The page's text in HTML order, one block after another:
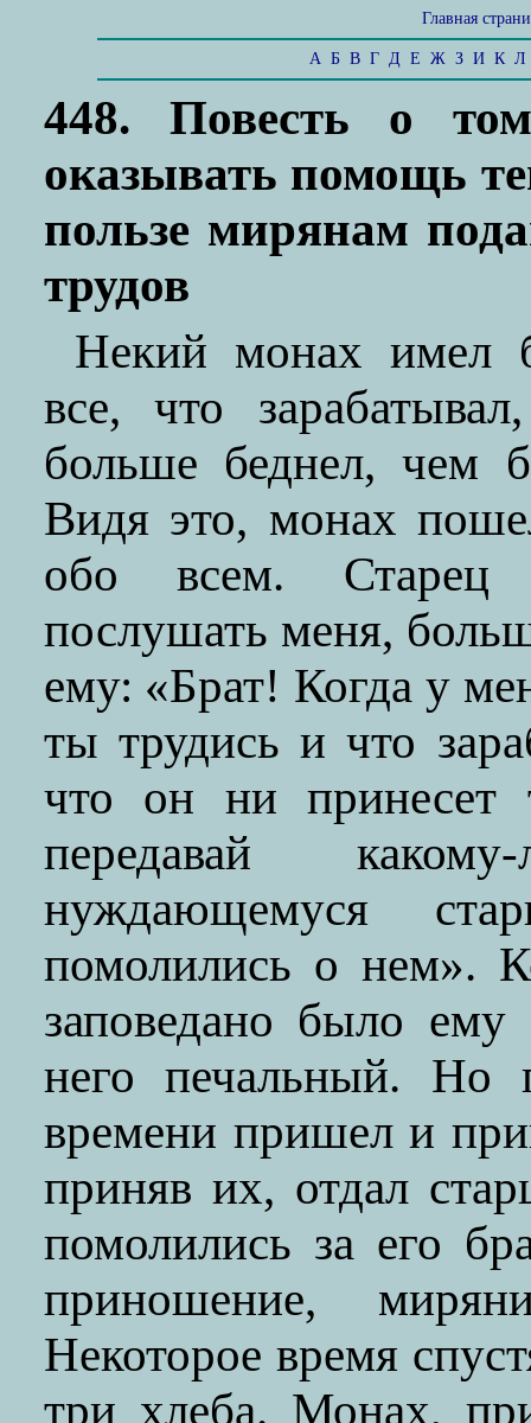
Главная
А Б В Г Д Е Ж З И К Л
448. Повесть о
оказывать помощь
пользе мирянам
трудов
Некий монах имел
все, что
больше беднел, чем
Видя это, монах
обо всем. Старец
послушать меня,
ему: «Брат! Когда у
ты трудись и что
что он ни принесет
передавай
нуждающемуся
помолились о нем».
заповедано было
него печальный. Но
времени пришел и
приняв их, отдал
помолились за его
приношение,
Некоторое время
три хлеба. Монах,